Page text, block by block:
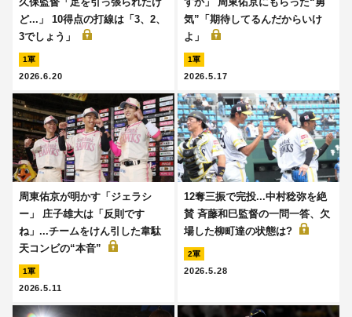
ど...」 10得点の打線は「3、2、
3でしょう」
1軍
2026.6.20
気”「期待してるんだからいけ
よ」
1軍
2026.5.17
周東佑京が明かす「ジェラシ
ー」 庄子雄大は「反則です
ね」...チームをけん引した韋駄
天コンビの“本音”
1軍
2026.5.11
12奪三振で完投...中村稔弥を絶
賛 斉藤和巳監督の一問一答、欠
場した柳町達の状態は?
2軍
2026.5.28